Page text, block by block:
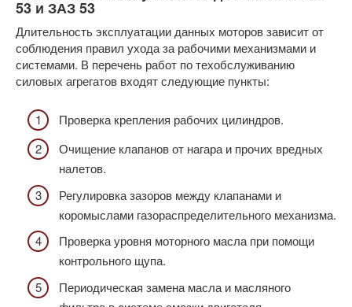
53 и ЗАЗ 53
Длительность эксплуатации данных моторов зависит от
соблюдения правил ухода за рабочими механизмами и
системами. В перечень работ по техобслуживанию
силовых агрегатов входят следующие пункты:
Проверка крепления рабочих цилиндров.
Очищение клапанов от нагара и прочих вредных
налетов.
Регулировка зазоров между клапанами и
коромыслами газораспределительного механизма.
Проверка уровня моторного масла при помощи
контрольного щупа.
Периодическая замена масла и масляного